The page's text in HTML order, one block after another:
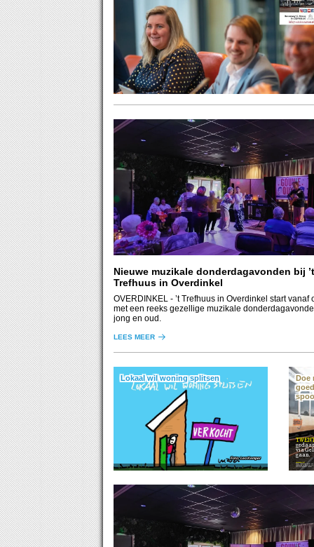
Nieuwe muzikale donderdagavonden bij ’t
Trefhuus in Overdinkel
OVERDINKEL - ’t Trefhuus in Overdinkel start vanaf oktober
met een reeks gezellige muzikale
jong en oud.
LEES MEER
Lokaal wil woning splitsen
Leo Kemper
Doe
via
gaan.
Noodzakelijk?
Bij dat onderzoek wordt ook bekeken of het noodzakelijk en daarmee nuttig is voor de